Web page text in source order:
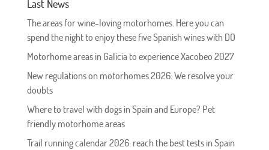
Last News
The areas for wine-loving motorhomes. Here you can
spend the night to enjoy these five Spanish wines with DO
Motorhome areas in Galicia to experience Xacobeo 2027
New regulations on motorhomes 2026: We resolve your
doubts
Where to travel with dogs in Spain and Europe? Pet
friendly motorhome areas
Trail running calendar 2026: reach the best tests in Spain